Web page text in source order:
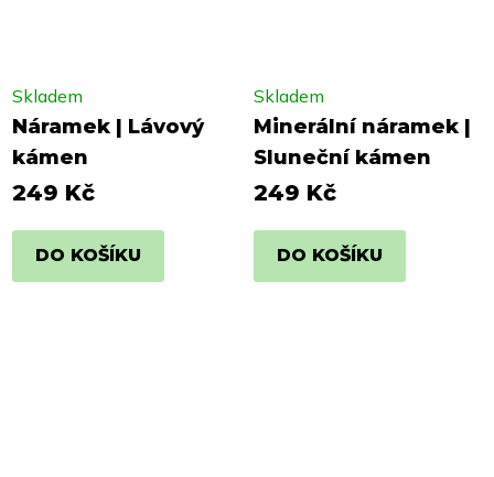
Náramek | Lávový
kámen
Skladem
249 Kč
DO KOŠÍKU
Minerální náramek |
Sluneční kámen
Skladem
249 Kč
DO KOŠÍKU